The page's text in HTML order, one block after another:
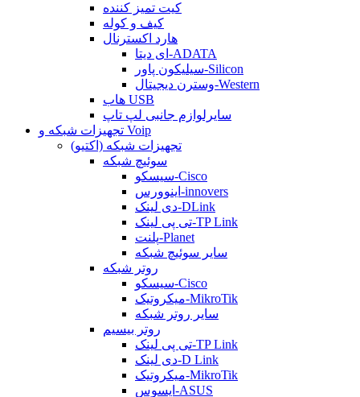
کیت تمیز کننده
کیف و کوله
هارد اکسترنال
ای دیتا-ADATA
سیلیکون پاور-Silicon
وسترن دیجیتال-Western
هاب USB
سایرلوازم جانبی لپ تاپ
تجهیزات شبکه و Voip
تجهیزات شبکه (اکتیو)
سوئیچ شبکه
سیسکو-Cisco
اینوورس-innovers
دی لینک-DLink
تی پی لینک-TP Link
پلنت-Planet
سایر سوئیچ شبکه
روتر شبکه
سیسکو-Cisco
میکروتیک-MikroTik
سایر روتر شبکه
روتر بیسیم
تی پی لینک-TP Link
دی لینک-D Link
میکروتیک-MikroTik
ایسوس-ASUS